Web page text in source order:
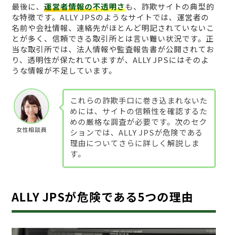
最後に、 運営者情報の不透明さも、詐欺サイトの典型的
な特徴です。ALLY JPSのようなサイトでは、運営者の
名前や会社情報、連絡先がほとんど明記されていないこ
とが多く、信頼できる取引所とは言い難い状況です。正
当な取引所では、法人情報や監査報告書が公開されてお
り、透明性が保たれていますが、ALLY JPSにはそのよ
うな情報が不足しています。
女性相談員
これらの詐欺手口に巻き込まれないた
めには、サイトの信頼性を確認するた
めの厳格な調査が必要です。次のセク
ションでは、ALLY JPSが危険である
理由についてさらに詳しく解説しま
す。
ALLY JPSが危険である5つの理由